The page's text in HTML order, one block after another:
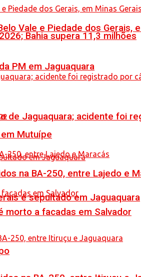
Bahia supera 11,3 milhões
de Jaguaquara; acidente foi
é sepultado em Jaguaquara
Vale e Piedade dos Gerais,
PM em Jaguaquara
Mutuípe
na BA-250, entre Lajedo e
morto a facadas em Salvador